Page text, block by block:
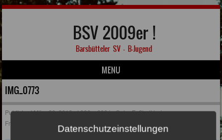
BSV 2009er !
Barsbütteler SV – B-Jugend
MENU
Skip to content
IMG_0773
PublishedMärz 20, 2018at900 × 600inGuter Fußball beim
Freundschaftsspiel gegen den Walddörfer SV !
Datenschutzeinstellungen